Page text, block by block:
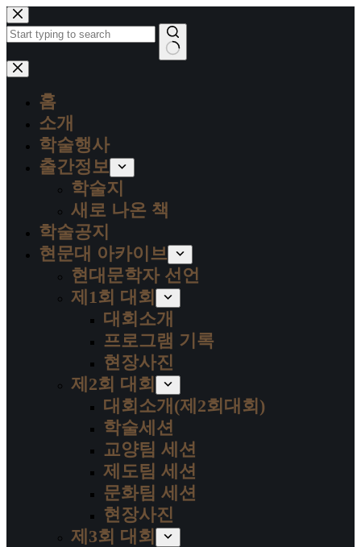
본
문
으
로
건
결
홈
소개
학술행사
출간정보
학술지
새로 나온 책
학술공지
현문대 아카이브
현대문학자 선언
제1회 대회
대회소개
프로그램 기록
현장사진
제2회 대회
대회소개(제2회대회)
학술세션
교양팀 세션
제도팀 세션
문화팀 세션
현장사진
제3회 대회